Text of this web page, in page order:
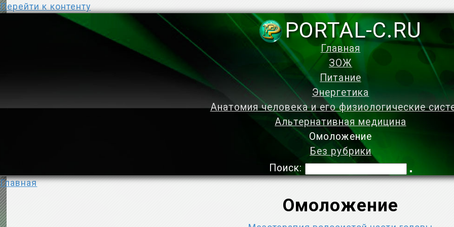
Перейти к контенту
PORTAL-C.RU
Главная
ЗОЖ
Питание
Энергетика
Анатомия человека и его физиологические
Альтернативная медицина
Омоложение
Без рубрики
Поиск:
Главная
Омоложение